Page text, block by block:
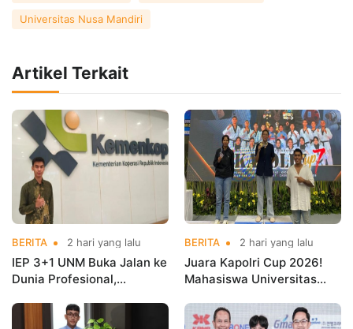
Universitas Nusa Mandiri
Artikel Terkait
BERITA 2 hari yang lalu
IEP 3+1 UNM Buka Jalan ke
Dunia Profesional,
Kementerian Koperasi
BERITA 2 hari yang lalu
Juara Kapolri Cup 2026!
Mahasiswa Universitas
Nama Kampus di Kejurnas